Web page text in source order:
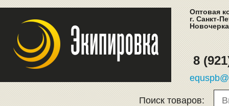
Оптовая
г. Санкт-
8
Поиск товаров: